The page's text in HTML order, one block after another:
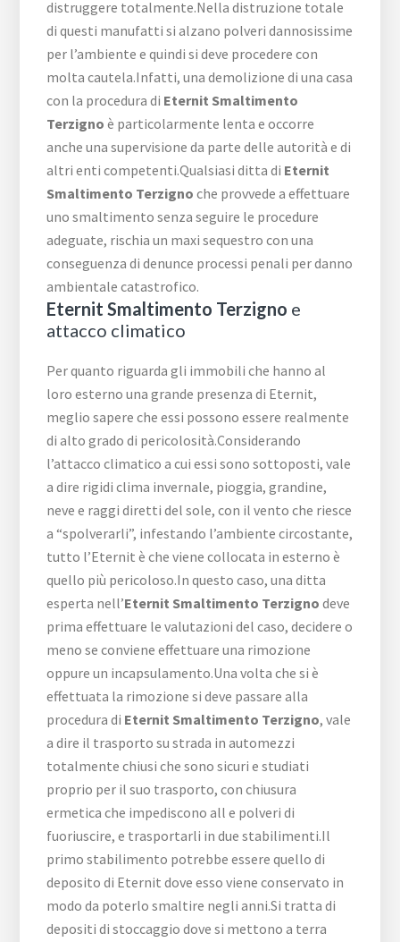
distruggere totalmente.Nella distruzione totale
di questi manufatti si alzano polveri dannosissime
per l’ambiente e quindi si deve procedere con
molta cautela.Infatti, una demolizione di una casa
con la procedura di Eternit Smaltimento
Terzigno è particolarmente lenta e occorre
anche una supervisione da parte delle autorità e di
altri enti competenti.Qualsiasi ditta di Eternit
Smaltimento Terzigno che provvede a effettuare
uno smaltimento senza seguire le procedure
adeguate, rischia un maxi sequestro con una
conseguenza di denunce processi penali per danno
ambientale catastrofico.
Eternit Smaltimento Terzigno e
attacco climatico
Per quanto riguarda gli immobili che hanno al
loro esterno una grande presenza di Eternit,
meglio sapere che essi possono essere realmente
di alto grado di pericolosità.Considerando
l’attacco climatico a cui essi sono sottoposti, vale
a dire rigidi clima invernale, pioggia, grandine,
neve e raggi diretti del sole, con il vento che riesce
a “spolverarli”, infestando l’ambiente circostante,
tutto l’Eternit è che viene collocata in esterno è
quello più pericoloso.In questo caso, una ditta
esperta nell’Eternit Smaltimento Terzigno deve
prima effettuare le valutazioni del caso, decidere o
meno se conviene effettuare una rimozione
oppure un incapsulamento.Una volta che si è
effettuata la rimozione si deve passare alla
procedura di Eternit Smaltimento Terzigno, vale
a dire il trasporto su strada in automezzi
totalmente chiusi che sono sicuri e studiati
proprio per il suo trasporto, con chiusura
ermetica che impediscono all e polveri di
fuoriuscire, e trasportarli in due stabilimenti.Il
primo stabilimento potrebbe essere quello di
deposito di Eternit dove esso viene conservato in
modo da poterlo smaltire negli anni.Si tratta di
depositi di stoccaggio dove si mettono a terra